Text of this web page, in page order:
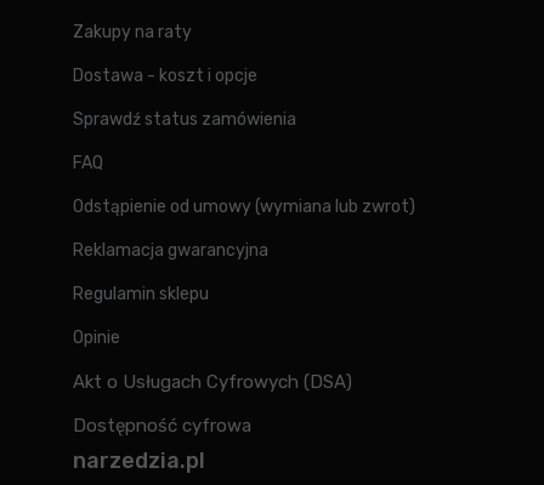
Zakupy na raty
Dostawa - koszt i opcje
Sprawdź status zamówienia
FAQ
Odstąpienie od umowy (wymiana lub zwrot)
Reklamacja gwarancyjna
Regulamin sklepu
Opinie
Akt o Usługach Cyfrowych (DSA)
Dostępność cyfrowa
narzedzia.pl